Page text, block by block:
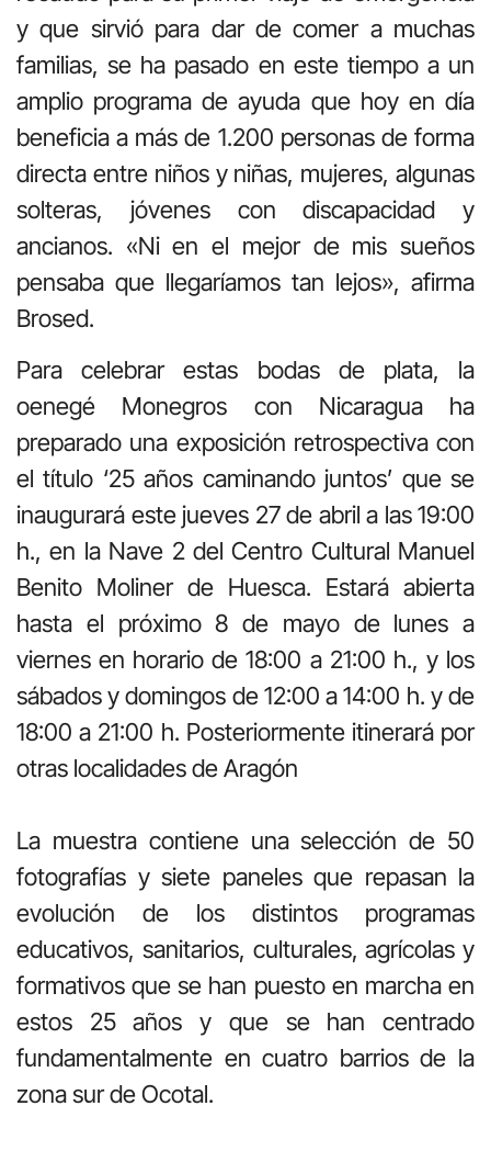
y que sirvió para dar de comer a muchas
familias, se ha pasado en este tiempo a un
amplio programa de ayuda que hoy en día
beneficia a más de 1.200 personas de forma
directa entre niños y niñas, mujeres, algunas
solteras, jóvenes con discapacidad y
ancianos. «Ni en el mejor de mis sueños
pensaba que llegaríamos tan lejos», afirma
Brosed.
Para celebrar estas bodas de plata, la
oenegé Monegros con Nicaragua ha
preparado una exposición retrospectiva con
el título ‘25 años caminando juntos’ que se
inaugurará este jueves 27 de abril a las 19:00
h., en la Nave 2 del Centro Cultural Manuel
Benito Moliner de Huesca. Estará abierta
hasta el próximo 8 de mayo de lunes a
viernes en horario de 18:00 a 21:00 h., y los
sábados y domingos de 12:00 a 14:00 h. y de
18:00 a 21:00 h. Posteriormente itinerará por
otras localidades de Aragón
La muestra contiene una selección de 50
fotografías y siete paneles que repasan la
evolución de los distintos programas
educativos, sanitarios, culturales, agrícolas y
formativos que se han puesto en marcha en
estos 25 años y que se han centrado
fundamentalmente en cuatro barrios de la
zona sur de Ocotal.